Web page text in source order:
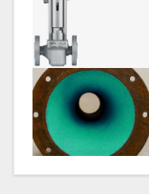
а
п
и
с
я